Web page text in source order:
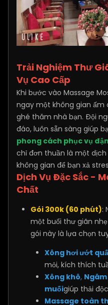
Trải Nghiệm Thư
Vụ Cao Cấp
Khi bước vào Massage
ngay một không gian ấm
ghé thăm nhà bạn. Đội
đáo, luôn sẵn sàng giúp
phong cách phục vụ
chỉ đơn thuần là một
không gian để bạn xả
Dịch Vụ Đặc Sắc -
Chất
Gói 300k (60 phút):
một buổi thư giãn
gói này là lựa chọn
Xông hơi ướt
mỏi, kích thích
Xông khô,
muốigiúp thải
Massage toàn